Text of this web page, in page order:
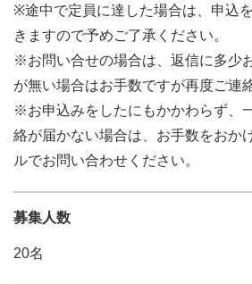
※途中で定員に達した場合は、申込
きますので予めご了承ください。
※お問い合せの場合は、返信に多少
が無い場合はお手数ですが再度ご連
※お申込みをしたにもかかわらず、
絡が届かない場合は、お手数をおか
ルでお問い合わせください。
募集人数
20名